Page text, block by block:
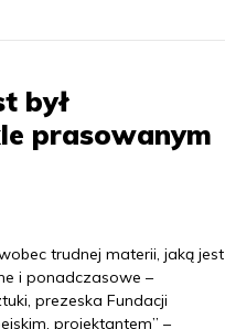
był
prasowanym
trudnej materii, jaką jest
i ponadczasowe –
prezeska Fundacji
projektantem” –